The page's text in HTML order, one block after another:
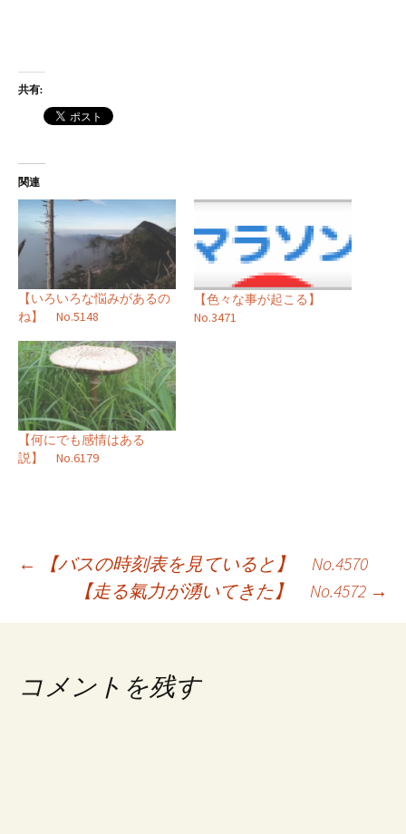
共有:
関連
【いろいろな悩みがあるの
ね】 No.5148
【色々な事が起こる】
No.3471
【何にでも感情はある
説】 No.6179
投
ビ
←
【バスの時刻表を見ていると】 No.4570
【走る氣力が湧いてきた】 No.4572 →
コメントを残す